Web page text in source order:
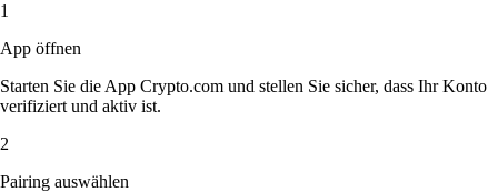
1
App öffnen
Starten Sie die App Crypto.com und stellen Sie sicher, dass Ihr Konto
verifiziert und aktiv ist.
2
Pairing auswählen